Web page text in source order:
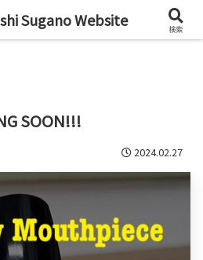
Chromatic Harmonica Player
SOON!!!
2024.02.27
Sugano Website 検索